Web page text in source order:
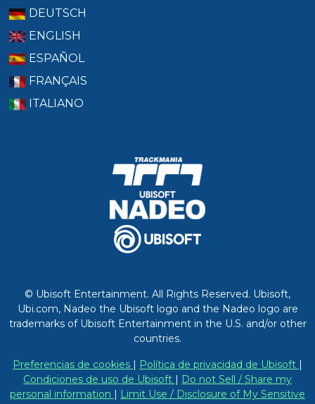
DEUTSCH
ENGLISH
ESPAÑOL
FRANÇAIS
ITALIANO
© Ubisoft Entertainment. All Rights Reserved. Ubisoft,
Ubi.com, Nadeo the Ubisoft logo and the Nadeo logo are
trademarks of Ubisoft Entertainment in the U.S. and/or other
countries.
Preferencias de cookies | Política de privacidad de Ubisoft |
Condiciones de uso de Ubisoft | Do not Sell / Share my
personal information | Limit Use / Disclosure of My Sensitive